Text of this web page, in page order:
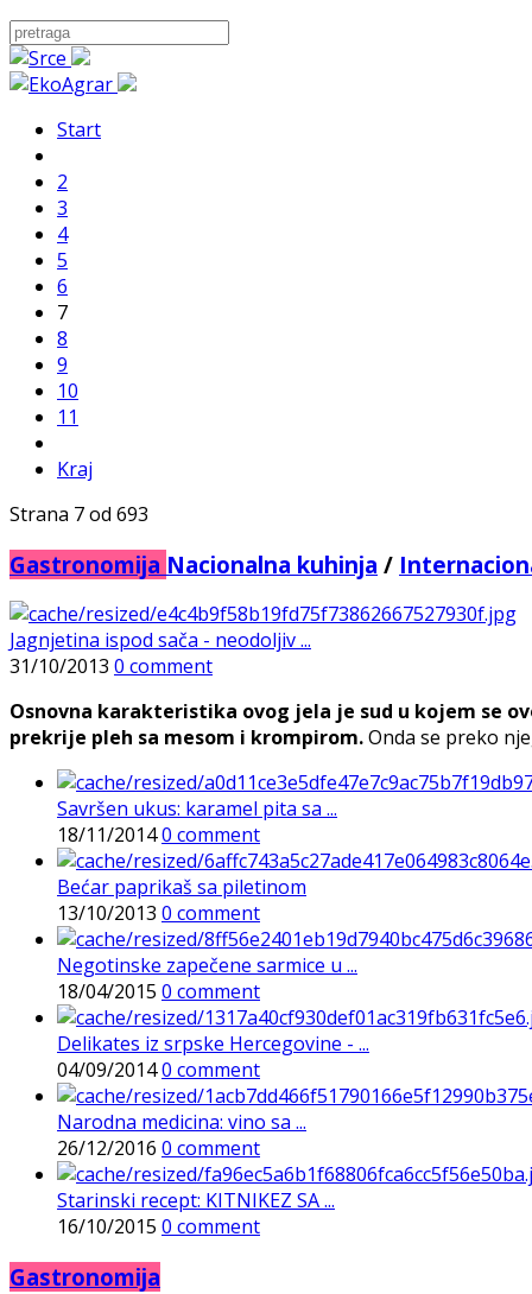
Start
2
3
4
5
6
7
8
9
10
11
Kraj
Strana 7 od 693
Gastronomija Nacionalna kuhinja /
Jagnjetina ispod sača - neodoljiv ...
31/10/2013 0 comment
Osnovna karakteristika ovog jela je sud u kojem se
prekrije pleh sa mesom i krompirom.Onda se preko
Savršen ukus: karamel pita sa ...
18/11/20140 comment
Bećar paprikaš sa piletinom
13/10/2013 0 comment
Negotinske zapečene sarmice u ...
18/04/2015 0 comment
Delikates iz srpske Hercegovine - ...
04/09/20140 comment
Narodna medicina: vino sa ...
26/12/2016 0 comment
Starinski recept: KITNIKEZ SA ...
16/10/2015 0 comment
Gastronomija